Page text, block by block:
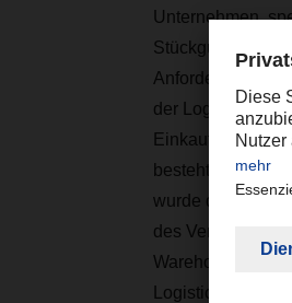
Unternehmen,
Anforderungen
der
besteht die
wurde diese auf
des Verbandes
Warehousing
Logistics Team